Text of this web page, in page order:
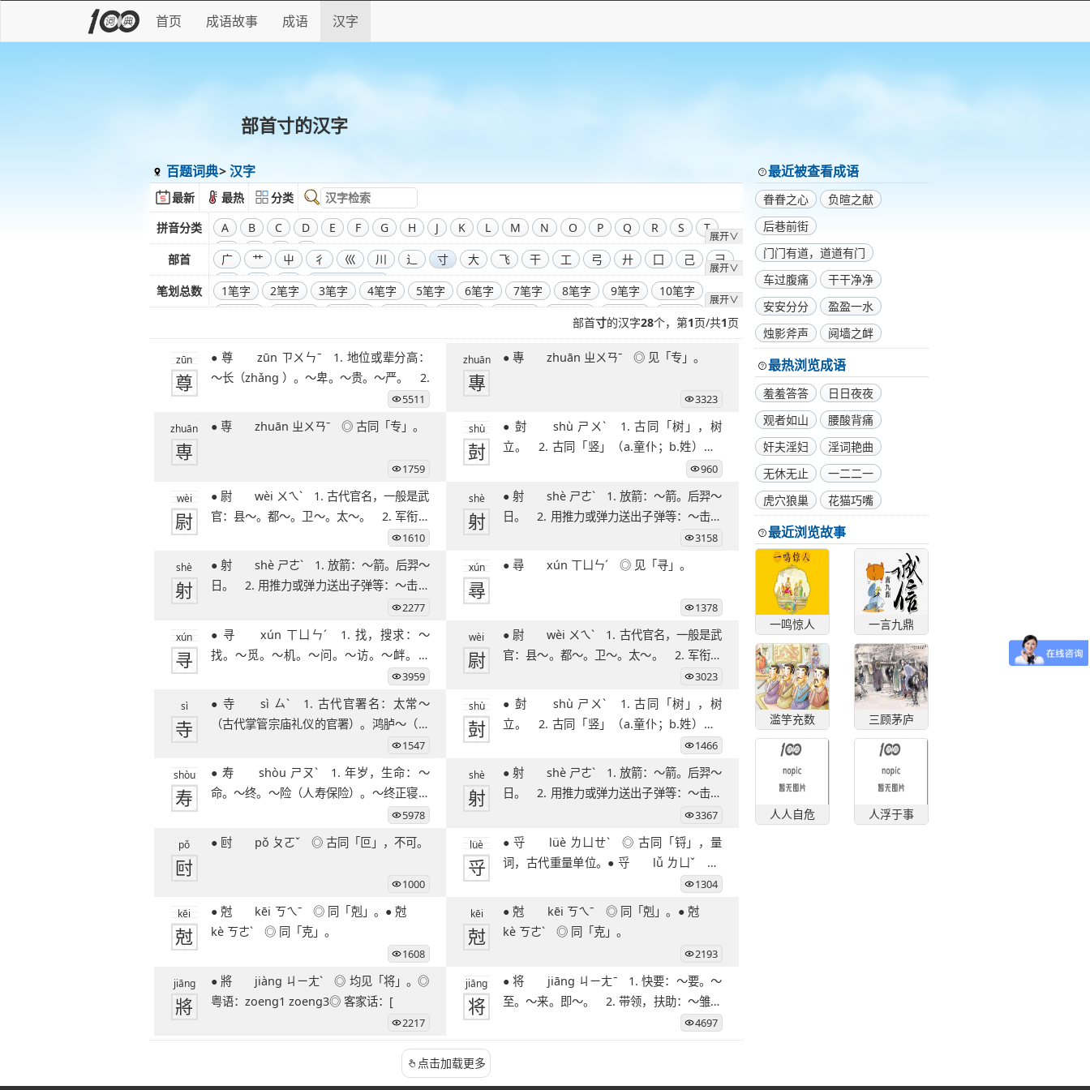
首页 成语故事 成语 汉字
部首寸的汉字
百题词典 汉字
最新 最热
分类
拼音分类
展开∨
A B C D E F G H J K L M N O P Q R S
T
W
X Y Z
部首
展开∨
广 艹 屮 彳 巛 川 辶 寸 大 飞 干 工 弓 廾 囗 己
彐
彑
巾 口 全部偏旁部首
笔划总数
展开∨
1笔字 2笔字 3笔字 4笔字 5笔字 6笔字 7笔字 8笔字 9笔字
10笔字
17笔字 18笔字
19笔字
20笔字
21笔字 22笔字 23笔字 24笔字 25笔字 26笔字 27笔字
28笔字
29笔字
30笔字 31笔字 32笔字 33笔字 34笔字 35笔字 36笔字
39笔字
51笔字
部首寸的汉字28个，第1页/共1页
zūn
尊
● 尊 zūn ㄗㄨㄣˉ 1. 地位或辈分高：
～长（zhǎng ）。～卑。～贵。～严。 2.
5511
zhuān
專
● 專 zhuān ㄓㄨㄢˉ ◎ 见「专」。
3323
zhuān
専
● 専 zhuān ㄓㄨㄢˉ ◎ 古同「专」。
1759
shù
尌
● 尌 shù ㄕㄨˋ 1. 古同「树」，树
立。 2. 古同「竖」（a.童仆；b.姓）。●
960
wèi
尉
● 尉 wèi ㄨㄟˋ 1. 古代官名，一般是武
官：县～。都～。卫～。太～。 2. 军衔的
1610
shè
射
● 射 shè ㄕㄜˋ 1. 放箭：～箭。后羿～
日。 2. 用推力或弹力送出子弹等：～击。
3158
shè
射
● 射 shè ㄕㄜˋ 1. 放箭：～箭。后羿～
日。 2. 用推力或弹力送出子弹等：～击。
2277
xún
尋
● 尋 xún ㄒㄩㄣˊ ◎ 见「寻」。
1378
xún
寻
● 寻 xún ㄒㄩㄣˊ 1. 找，搜求：～
找。～觅。～机。～问。～访。～衅。追
3959
wèi
尉
● 尉 wèi ㄨㄟˋ 1. 古代官名，一般是武
官：县～。都～。卫～。太～。 2. 军衔的
3023
sì
寺
● 寺 sì ㄙˋ 1. 古代官署名：太常～
（古代掌管宗庙礼仪的官署）。鸿胪～（略
1547
shù
尌
● 尌 shù ㄕㄨˋ 1. 古同「树」，树
立。 2. 古同「竖」（a.童仆；b.姓）。●
1466
shòu
寿
● 寿 shòu ㄕㄡˋ 1. 年岁，生命：～
命。～终。～险（人寿保险）。～终正寝。
5978
shè
射
● 射 shè ㄕㄜˋ 1. 放箭：～箭。后羿～
日。 2. 用推力或弹力送出子弹等：～击。
3367
pǒ
尀
● 尀 pǒ ㄆㄛˇ ◎ 古同「叵」，不可。
1000
lüè
寽
● 寽 lüè ㄌㄩㄝˋ ◎ 古同「锊」，量
词，古代重量单位。● 寽 lǚ ㄌㄩˇ l
1304
kēi
尅
● 尅 kēi ㄎㄟˉ ◎ 同「剋」。● 尅
kè ㄎㄜˋ ◎ 同「克」。
1608
kēi
尅
● 尅 kēi ㄎㄟˉ ◎ 同「剋」。● 尅
kè ㄎㄜˋ ◎ 同「克」。
2193
jiāng
將
● 將 jiàng ㄐㄧㄤˋ ◎ 均见「将」。◎
粤语：zoeng1 zoeng3◎ 客家话：[
2217
jiāng
将
● 将 jiāng ㄐㄧㄤˉ 1. 快要：～要。～
至。～来。即～。 2. 带领，扶助：～雏。
4697
点击加载更多
最近被查看成语
眷眷之心
负暄之献
后巷前街
门门有道，道道有门
车过腹痛
干干净净
安安分分
盈盈一水
烛影斧声
阋墙之衅
最热浏览成语
羞羞答答
日日夜夜
观者如山
腰酸背痛
奸夫淫妇
淫词艳曲
无休无止
一二二一
虎穴狼巢
花猫巧嘴
最近浏览故事
一鸣惊人 一言九鼎
滥竽充数 三顾茅庐
人人自危 人浮于事